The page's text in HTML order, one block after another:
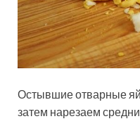
Остывшие отварные
затем нарезаем